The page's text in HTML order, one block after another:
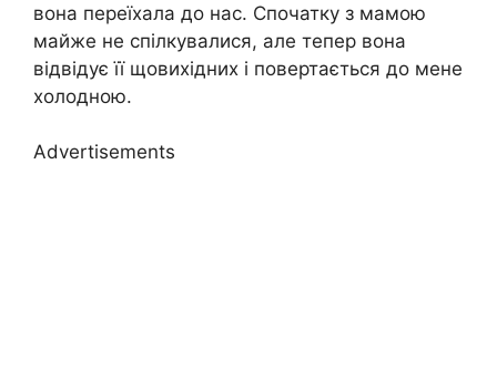
вона переїхала до нас. Спочатку з мамою
майже не спілкувалися, але тепер вона
відвідує її щовихідних і повертається до мене
холодною.
Advertisements